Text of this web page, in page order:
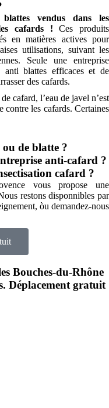
vendus dans les
les cafards !Ces produits
en matières actives pour
utilisations, suivant les
Seule une entreprise
anti blattes efficaces et de
des cafards.
cafard, l’eau de javel n’est
les cafards. Certaines
de blatte ?
anti-cafard ?
cafard ?
vous propose une
restons disponnibles par
òu demandez-nous
Bouches-du-Rhône
. Déplacement gratuit